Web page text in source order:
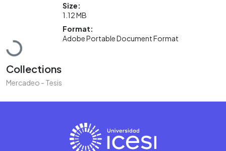
Loading...
Size:
1.12 MB
Format:
Adobe Portable Document Format
Collections
Mercadeo - Tesis